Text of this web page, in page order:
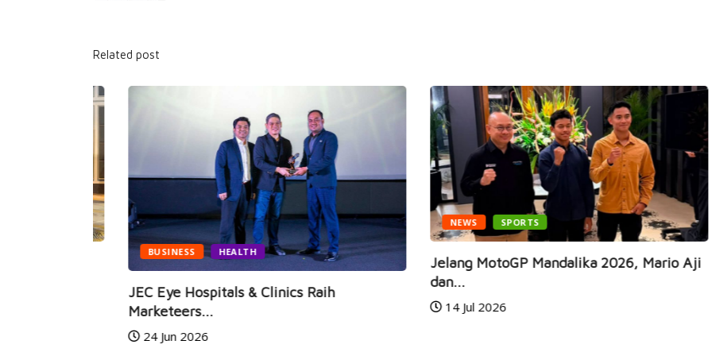
Related post
BUSINESS HEALTH
JEC Eye Hospitals & Clinics Raih
Marketeers...
24 Jun 2026
NEWS SPORTS
Jelang MotoGP Mandalika 2026, Mario Aji
14 Jul 2026